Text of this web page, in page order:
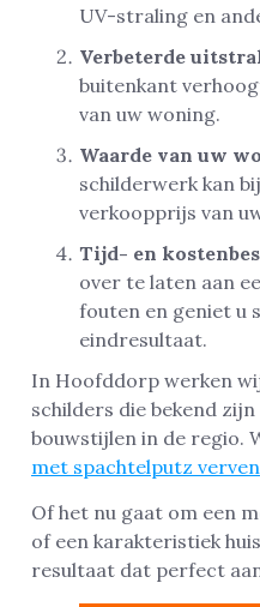
UV-straling en
Verbeterde
buitenkant
van uw woning.
Waarde van uw
schilderwerk kan
verkoopprijs van
Tijd- en
over te laten aan
fouten en geniet u
eindresultaat.
In Hoofddorp werken
schilders die bekend
bouwstijlen in de regio.
met spachtelputz verven
Of het nu gaat om een
of een karakteristiek
resultaat dat perfect